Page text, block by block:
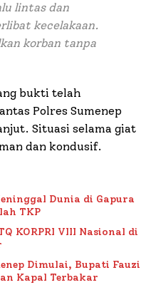
lintas dan
kecelakaan.
korban tanpa
bukti telah
Polres Sumenep
Situasi selama giat
dan kondusif.
Dunia di Gapura
TKP
KORPRI VIII Nasional di
Dimulai, Bupati Fauzi
Kapal Terbakar